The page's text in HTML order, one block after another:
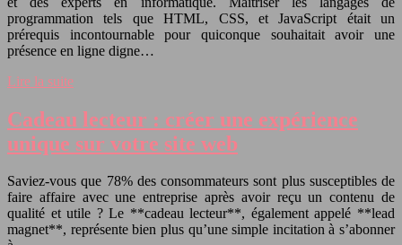
programmation tels que HTML, CSS, et JavaScript était un
prérequis incontournable pour quiconque souhaitait avoir une
présence en ligne digne…
Lire la suite
Cadeau lecteur : créer une expérience
unique sur votre site web
Saviez-vous que 78% des consommateurs sont plus susceptibles de
faire affaire avec une entreprise après avoir reçu un contenu de
qualité et utile ? Le **cadeau lecteur**, également appelé **lead
magnet**, représente bien plus qu’une simple incitation à s’abonner